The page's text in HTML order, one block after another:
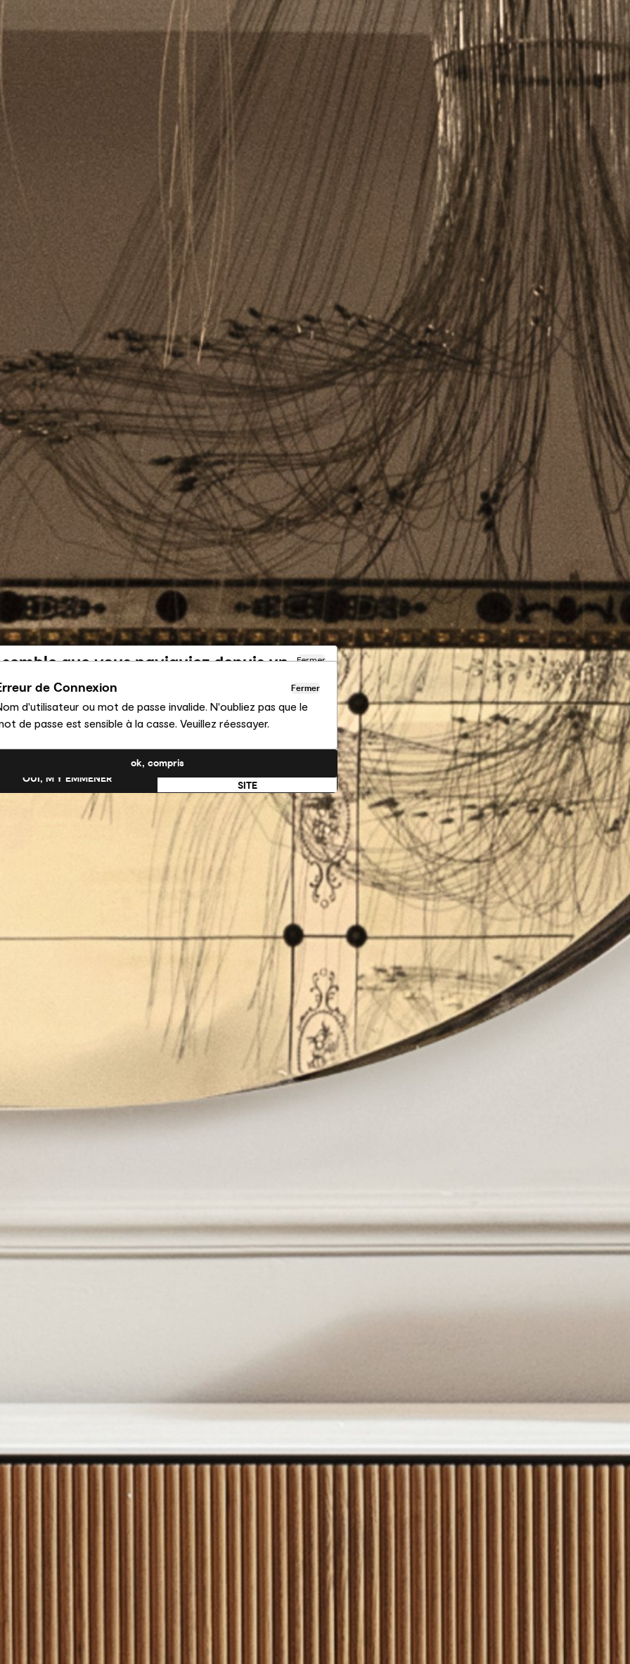
que vous naviguiez depuis un
pays
Fermer
consultez actuellement le site Calligaris pour France.
vous passer au site en États-Unis ?
SITE
OUI, M’Y EMMENER
de Connexion Fermer
d'utilisateur ou mot de passe invalide. N'oubliez pas que le
de passe est sensible à la casse. Veuillez réessayer.
ok, compris